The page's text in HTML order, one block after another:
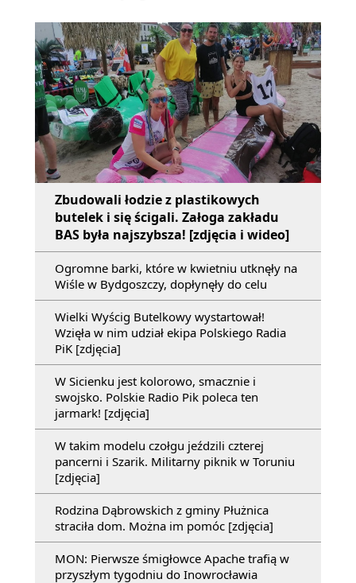
Zbudowali łodzie z plastikowych
butelek i się ścigali. Załoga zakładu
BAS była najszybsza! [zdjęcia i wideo]
Ogromne barki, które w kwietniu utknęły na
Wiśle w Bydgoszczy, dopłynęły do celu
Wielki Wyścig Butelkowy wystartował!
Wzięła w nim udział ekipa Polskiego Radia
PiK [zdjęcia]
W Sicienku jest kolorowo, smacznie i
swojsko. Polskie Radio Pik poleca ten
jarmark! [zdjęcia]
W takim modelu czołgu jeździli czterej
pancerni i Szarik. Militarny piknik w Toruniu
[zdjęcia]
Rodzina Dąbrowskich z gminy Płużnica
straciła dom. Można im pomóc [zdjęcia]
MON: Pierwsze śmigłowce Apache trafią w
przyszłym tygodniu do Inowrocławia